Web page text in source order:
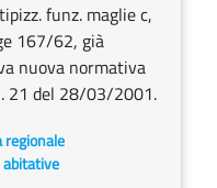
funz. maglie c,
167/62, già
nuova normativa
21 del 28/03/2001.
regionale
abitative